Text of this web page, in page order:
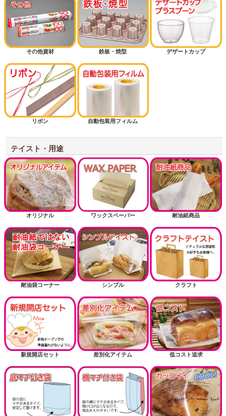
その他資材 鉄板・焼型 デザートカップ
リボン 自動包装用フィルム
テイスト・用途
オリジナル ワックスペーパー 耐油紙商品
耐油袋コーナー シンプル クラフト
新規開店セット 差別化アイテム 低コスト追求